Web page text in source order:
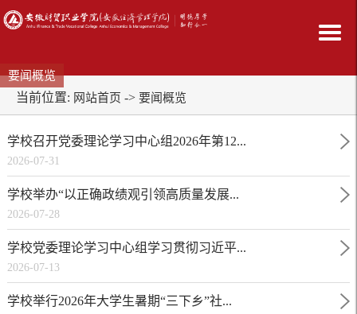
要闻概览
当前位置: 网站首页 -> 要闻概览
学校召开党委理论学习中心组2026年第12...
2026-07-31
学校举办“以正确政绩观引领高质量发展...
2026-07-28
学校党委理论学习中心组学习贯彻习近平...
2026-07-13
学校举行2026年大学生暑期“三下乡”社...